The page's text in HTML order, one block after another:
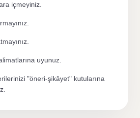
içmeyiniz.
uyunuz.
"öneri-şikâyet" kutularına